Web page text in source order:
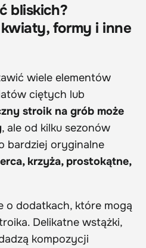
bliskich?
kwiaty, formy i inne
wiele elementów
ciętych lub
stroik na grób może
, ale od kilku sezonów
bardziej oryginalne
krzyża, prostokątne,
o dodatkach, które mogą
Delikatne wstążki,
kompozycji